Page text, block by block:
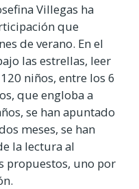
Villegas ha
que
de verano. En el
las estrellas, leer
niños, entre los 6
que engloba a
se han apuntado
meses, se han
la lectura al
propuestos, uno por